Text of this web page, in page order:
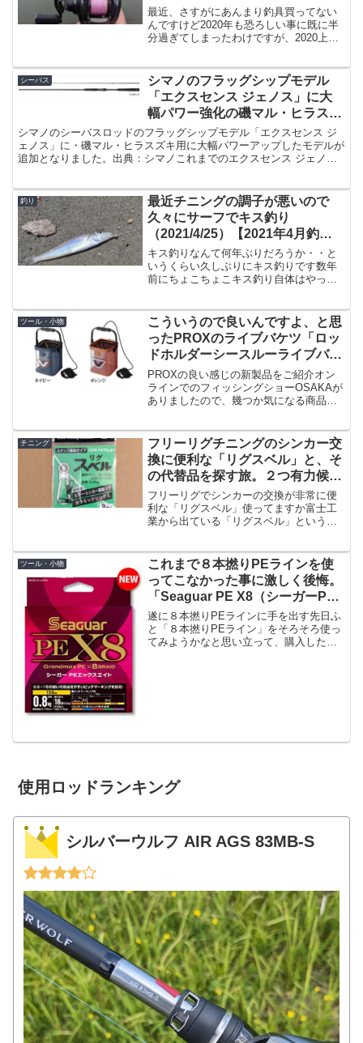
介
最近、さすがにあんまり釣具買ってない
んですけど2020年も恐ろしい事に既に半
分過ぎてしまったわけですが、2020上半
具を買いまくっているので、あまりこの
上半期は買ってな...
シーバス
シマノのフラッグシップモデル
「エクスセンス ジェノス」に大
幅パワー強化の磯マル・ヒラスズ
キ用ロッドが追加！
シマノのシーバスロッドのフラッグシップモデル「エクスセンス ジ
ェノス」に・磯マル・ヒラスズキ用に大幅パワーアップしたモデルが
追加となりました。出典：シマノこれまでのエクスセンス ジェノス
釣り
最近チニングの調子が悪いので
久々にサーフでキス釣り
（2021/4/25）【2021年4月釣
行】
キス釣りなんて何年ぶりだろうか・・と
いうくらい久しぶりにキス釣りです数年
前にちょこちょこキス釣り自体はやって
げ釣り。しかしここ最近、セイゴは掛か
るもののチヌやフッコ以上...
ツール・小物
こういうので良いんですよ、と思
ったPROXのライブバケツ「ロッ
ドホルダーシースルーライブバケ
ツ」
PROXの良い感じの新製品をご紹介オン
ラインでのフィッシングショーOSAKAが
ありましたので、幾つか気になる商品を
なりますが、PROXの「ロッドホルダー
シースルーライブ...
チニング
フリーリグチニングのシンカー交
換に便利な「リグスベル」と、そ
の代替品を探す旅。２つ有力候補
をご紹介。
フリーリグでシンカーの交換が非常に便
利な「リグスベル」使ってますか富士工
業から出ている「リグスベル」という製
び直しという行為」なのです。私何百
回、何千回とスナップやフッ...
ツール・小物
これまで８本撚りPEラインを使
ってこなかった事に激しく後悔。
「Seaguar PE X8（シーガーPE
エックスエイト）」インプレ。
遂に８本撚りPEラインに手を出す先日ふ
と「８本撚りPEライン」をそろそろ使っ
てみようかなと思い立って、購入したの
使用ロッドランキング
シルバーウルフ AIR AGS 83MB-S